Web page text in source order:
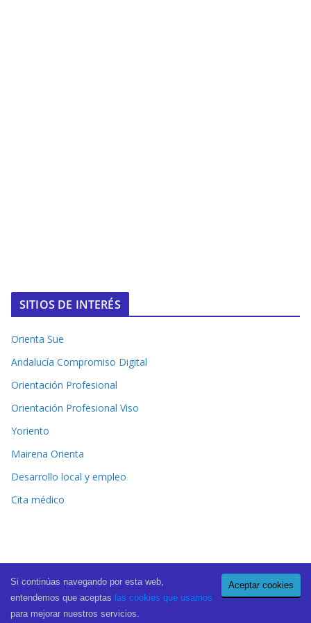
SITIOS DE INTERÉS
Orienta Sue
Andalucía Compromiso Digital
Orientación Profesional
Orientación Profesional Viso
Yoriento
Mairena Orienta
Desarrollo local y empleo
Cita médico
Copyright © 2026 El Periódico de Mairena
. All rights reserved.
Theme:
ColorMag Pro by ThemeGrill. Powered by
Aceptar cookies
Si continúas navegando por esta web,
entendemos que aceptas las cookies que usamos
para mejorar nuestros servicios.